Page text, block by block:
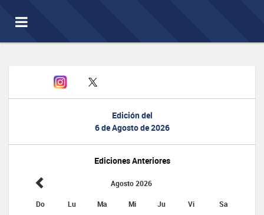
Toggle
navigation
Edición del
6 de Agosto de 2026
Ediciones Anteriores
Agosto 2026
Do Lu Ma Mi Ju Vi Sa